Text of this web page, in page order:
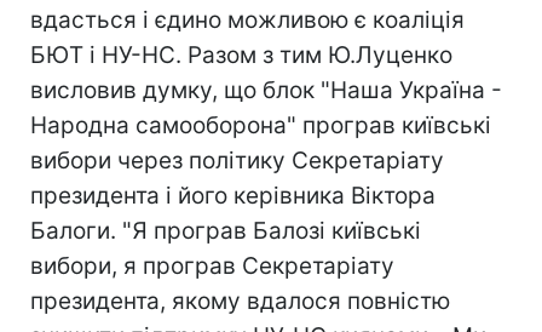
вдасться і єдино можливою є коаліція
БЮТ і НУ-НС. Разом з тим Ю.Луценко
висловив думку, що блок "Наша Україна -
Народна самооборона" програв київські
вибори через політику Секретаріату
президента і його керівника Віктора
Балоги. "Я програв Балозі київські
вибори, я програв Секретаріату
президента, якому вдалося повністю